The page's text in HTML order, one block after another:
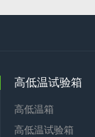
高低温试验箱
高低温箱
高低温试验箱